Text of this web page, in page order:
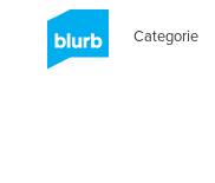
Categorie